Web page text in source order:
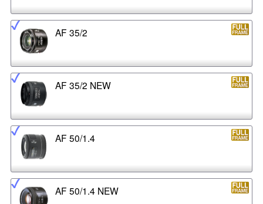
AF 35/2
AF 35/2 NEW
AF 50/1.4
AF 50/1.4 NEW